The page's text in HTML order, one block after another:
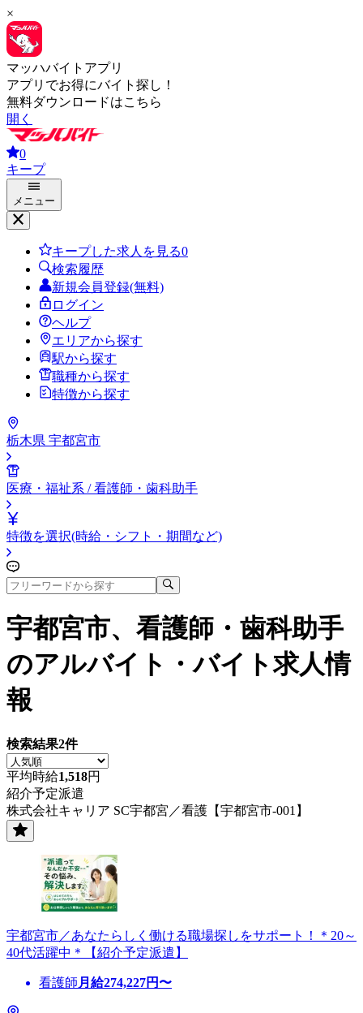
×
マッハバイトアプリ
アプリでお得にバイト探し！
無料ダウンロードはこちら
開く
0
キープ
メニュー
キープした求人を見る0
検索履歴
新規会員登録(無料)
ログイン
ヘルプ
エリアから探す
駅から探す
職種から探す
特徴から探す
栃木県 宇都宮市
医療・福祉系 / 看護師・歯科助手
特徴を選択(時給・シフト・期間など)
宇都宮市、看護師・歯科助手
のアルバイト・バイト求人情
報
検索結果2件
平均時給1,518円
紹介予定派遣
株式会社キャリア SC宇都宮／看護【宇都宮市-001】
宇都宮市／あなたらしく働ける職場探しをサポート！＊20～
40代活躍中＊【紹介予定派遣】
看護師 月給274,227円〜